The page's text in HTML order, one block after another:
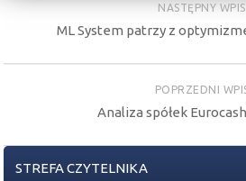
NASTĘPNY WPIS
ML System patrzy z
POPRZEDNI
Analiza spółek
STREFA CZYTELNIKA